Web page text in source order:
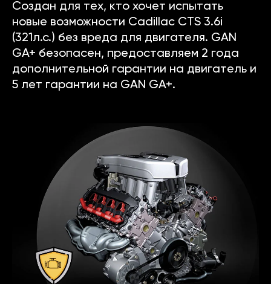
Создан для тех, кто хочет испытать
новые возможности Cadillac CTS 3.6i
(321л.с.) без вреда для двигателя. GAN
GA+ безопасен, предоставляем 2 года
дополнительной гарантии на двигатель и
5 лет гарантии на GAN GA+.